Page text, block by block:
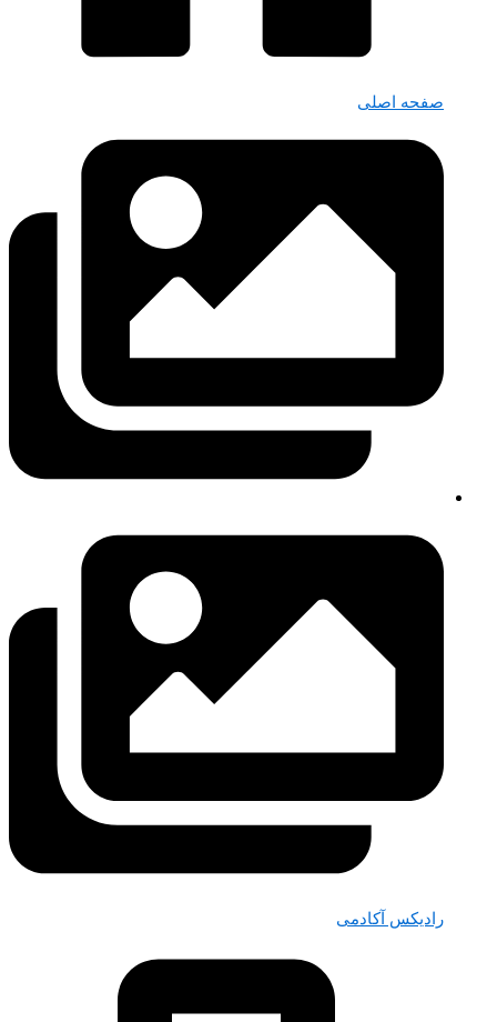
صفحه اصلی
رادیکس آکادمی